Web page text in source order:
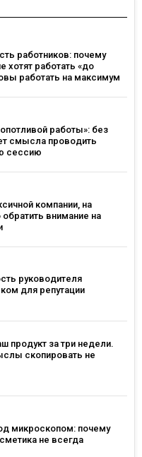
работников: почему
хотят работать «до
работать на максимум
работы»: без
смысла проводить
сессию
компании, на
внимание на
руководителя
для репутации
продукт за три недели.
скопировать не
микроскопом: почему
не всегда